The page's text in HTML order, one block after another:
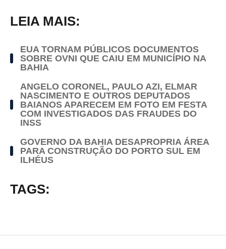
LEIA MAIS:
EUA TORNAM PÚBLICOS DOCUMENTOS
SOBRE OVNI QUE CAIU EM MUNICÍPIO NA
BAHIA
ANGELO CORONEL, PAULO AZI, ELMAR
NASCIMENTO E OUTROS DEPUTADOS
BAIANOS APARECEM EM FOTO EM FESTA
COM INVESTIGADOS DAS FRAUDES DO
INSS
GOVERNO DA BAHIA DESAPROPRIA ÁREA
PARA CONSTRUÇÃO DO PORTO SUL EM
ILHÉUS
TAGS: